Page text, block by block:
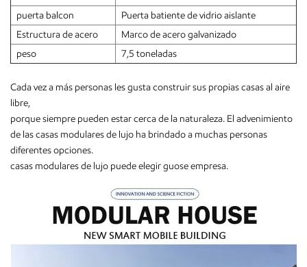
puerta balcon
Puerta batiente de vidrio aislante
Estructura de acero
Marco de acero galvanizado
peso
7,5 toneladas
Cada vez a más personas les gusta construir sus propias casas al aire
libre,
porque siempre pueden estar cerca de la naturaleza. El advenimiento
de las casas modulares de lujo ha brindado a muchas personas
diferentes opciones.
casas modulares de lujo puede elegir guose empresa.